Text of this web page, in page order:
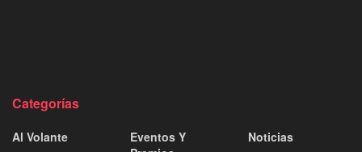
Categorías
Al Volante
Eventos Y
Noticias